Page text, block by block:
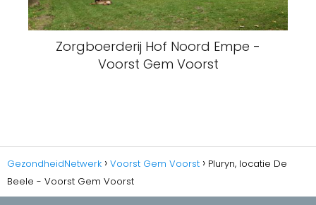
Zorgboerderij Hof Noord Empe -
Voorst Gem Voorst
GezondheidNetwerk Voorst Gem Voorst
Pluryn, locatie De
Beele - Voorst Gem Voorst